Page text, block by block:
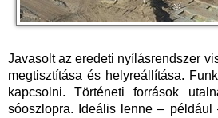
Javasolt az eredeti nyílásrendszer
megtisztítása és helyreállítása.
kapcsolni. Történeti források
sóoszlopra. Ideális lenne – például